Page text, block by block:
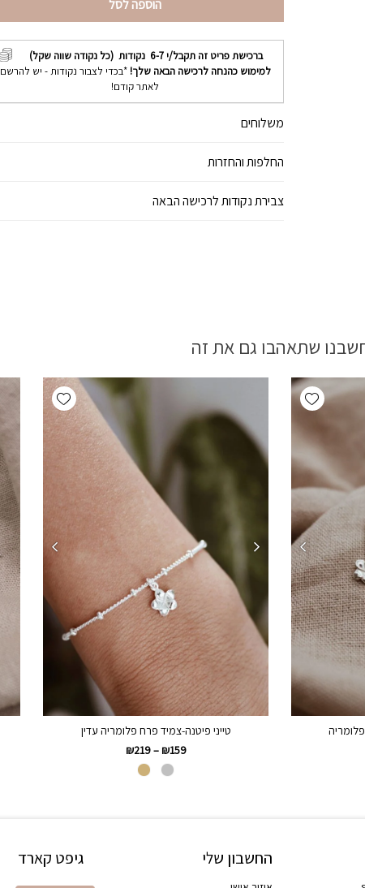
הוספה לסל
ברכישת פריט זה תקבל/י6-7 נקודות (כל נקודה שווה שקל)
למימוש כהנחה לרכישה הבאה שלך! *בכדי לצבור נקודות - יש להרשם
לאתר קודם!
משלוחים
החלפות והחזרות
צבירת נקודות לרכישה הבאה
שתאהבו גם את זה
Add wishlist
Add wishlist
טייני פיטנה-צמיד פרח פלומריה עדין
₪159
–
₪219
החשבון שלי גיפט קארד